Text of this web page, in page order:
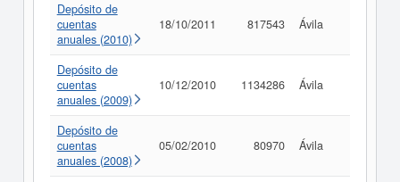
Depósito de
cuentas
anuales (2010)
18/10/2011 817543 Ávila
Depósito de
cuentas
anuales (2009)
10/12/2010 1134286 Ávila
Depósito de
cuentas
anuales (2008)
05/02/2010 80970 Ávila